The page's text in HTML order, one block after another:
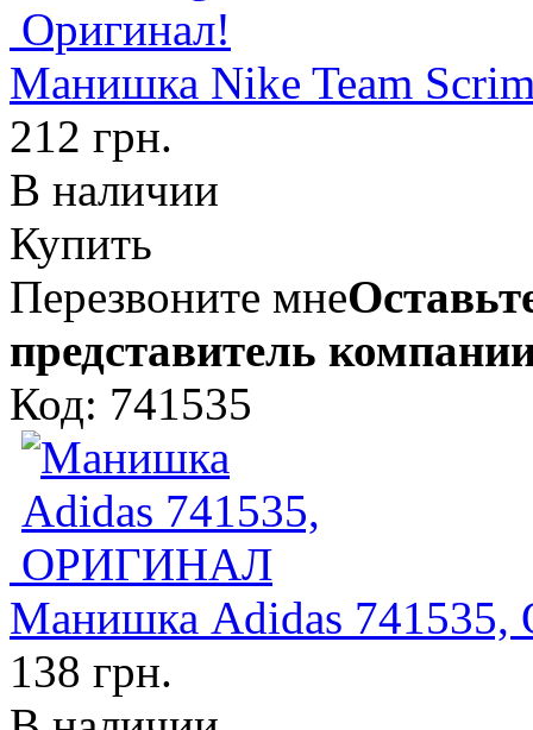
Манишка Nike Team
212 грн.
В наличии
Купить
Перезвоните мне
представитель
Код: 741535
Манишка Adidas
138 грн.